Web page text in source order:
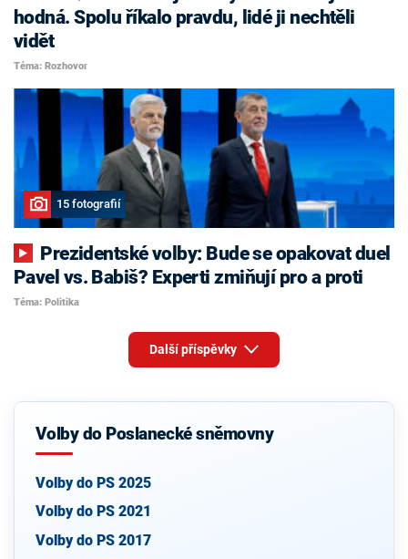
hodná. Spolu říkalo pravdu, lidé ji nechtěli
vidět
Téma: Rozhovor
15 fotografií
Pavel vs. Babiš? Experti zmiňují pro a proti
Téma: Politika
Další příspěvky
Volby do Poslanecké sněmovny
Volby do PS 2025
Volby do PS 2021
Volby do PS 2017